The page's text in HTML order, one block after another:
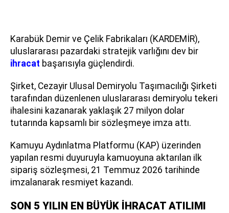
Karabük Demir ve Çelik Fabrikaları (KARDEMİR),
uluslararası pazardaki stratejik varlığını dev bir
ihracat başarısıyla güçlendirdi.
Şirket, Cezayir Ulusal Demiryolu Taşımacılığı Şirketi
tarafından düzenlenen uluslararası demiryolu tekeri
ihalesini kazanarak yaklaşık 27 milyon dolar
tutarında kapsamlı bir sözleşmeye imza attı.
Kamuyu Aydınlatma Platformu (KAP) üzerinden
yapılan resmi duyuruyla kamuoyuna aktarılan ilk
sipariş sözleşmesi, 21 Temmuz 2026 tarihinde
imzalanarak resmiyet kazandı.
SON 5 YILIN EN BÜYÜK İHRACAT ATILIMI